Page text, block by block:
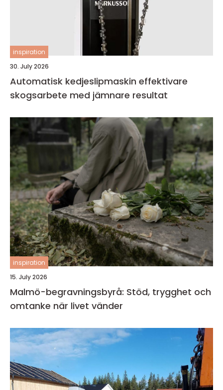
inspiration
30. July 2026
Automatisk kedjeslipmaskin effektivare
skogsarbete med jämnare resultat
inspiration
15. July 2026
Malmö-begravningsbyrå: Stöd, trygghet och
omtanke när livet vänder